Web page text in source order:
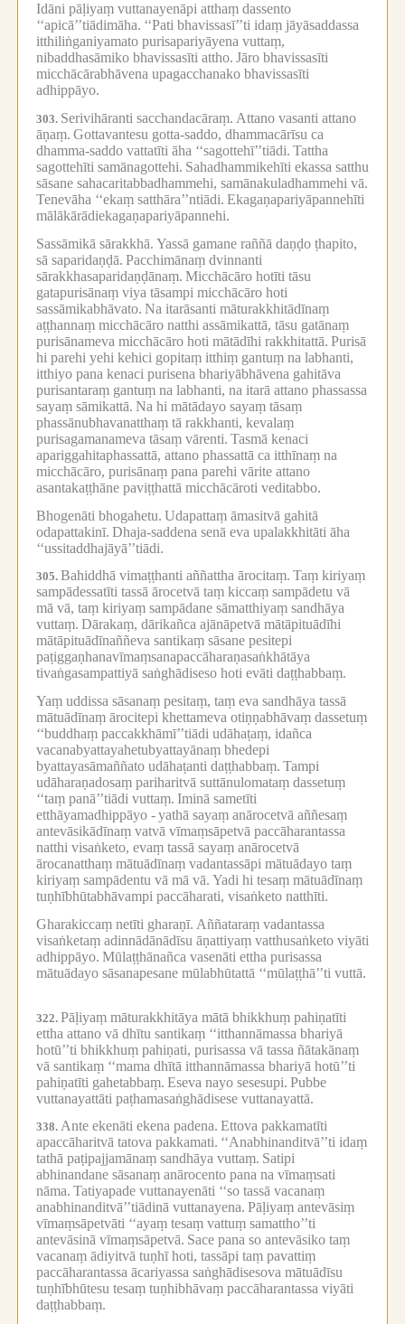
Idāni pāḷiyaṃ vuttanayenāpi atthaṃ dassento
‘‘apicā’’tiādimāha. ‘‘Pati bhavissasī’’ti idaṃ jāyāsaddassa
itthiliṅganiyamato purisapariyāyena vuttaṃ,
nibaddhasāmiko bhavissasīti attho. Jāro bhavissasīti
micchācārabhāvena upagacchanako bhavissasīti
adhippāyo.
303. Serivihāranti sacchandacāraṃ. Attano vasanti attano
āṇaṃ. Gottavantesu gotta-saddo, dhammacārīsu ca
dhamma-saddo vattatīti āha ‘‘sagottehī’’tiādi. Tattha
sagottehīti samānagottehi. Sahadhammikehīti ekassa satthu
sāsane sahacaritabbadhammehi, samānakuladhammehi vā.
Tenevāha ‘‘ekaṃ satthāra’’ntiādi. Ekagaṇapariyāpannehīti
mālākārādiekagaṇapariyāpannehi.
Sassāmikā sārakkhā. Yassā gamane raññā daṇḍo ṭhapito,
sā saparidaṇḍā. Pacchimānaṃ dvinnanti
sārakkhasaparidaṇḍānaṃ. Micchācāro hotīti tāsu
gatapurisānaṃ viya tāsampi micchācāro hoti
sassāmikabhāvato. Na itarāsanti māturakkhitādīnaṃ
aṭṭhannaṃ micchācāro natthi assāmikattā, tāsu gatānaṃ
purisānameva micchācāro hoti mātādīhi rakkhitattā. Purisā
hi parehi yehi kehici gopitaṃ itthiṃ gantuṃ na labhanti,
itthiyo pana kenaci purisena bhariyābhāvena gahitāva
purisantaraṃ gantuṃ na labhanti, na itarā attano phassassa
sayaṃ sāmikattā. Na hi mātādayo sayaṃ tāsaṃ
phassānubhavanatthaṃ tā rakkhanti, kevalaṃ
purisagamanameva tāsaṃ vārenti. Tasmā kenaci
apariggahitaphassattā, attano phassattā ca itthīnaṃ na
micchācāro, purisānaṃ pana parehi vārite attano
asantakaṭṭhāne paviṭṭhattā micchācāroti veditabbo.
Bhogenāti bhogahetu. Udapattaṃ āmasitvā gahitā
odapattakinī. Dhaja-saddena senā eva upalakkhitāti āha
‘‘ussitaddhajāyā’’tiādi.
305. Bahiddhā vimaṭṭhanti aññattha ārocitaṃ. Taṃ kiriyaṃ
sampādessatīti tassā ārocetvā taṃ kiccaṃ sampādetu vā
mā vā, taṃ kiriyaṃ sampādane sāmatthiyaṃ sandhāya
vuttaṃ. Dārakaṃ, dārikañca ajānāpetvā mātāpituādīhi
mātāpituādīnaññeva santikaṃ sāsane pesitepi
paṭiggaṇhanavīmaṃsanapaccāharaṇasaṅkhātāya
tivaṅgasampattiyā saṅghādiseso hoti evāti daṭṭhabbaṃ.
Yaṃ uddissa sāsanaṃ pesitaṃ, taṃ eva sandhāya tassā
mātuādīnaṃ ārocitepi khettameva otiṇṇabhāvaṃ dassetuṃ
‘‘buddhaṃ paccakkhāmī’’tiādi udāhaṭaṃ, idañca
vacanabyattayahetubyattayānaṃ bhedepi
byattayasāmaññato udāhaṭanti daṭṭhabbaṃ. Tampi
udāharaṇadosaṃ pariharitvā suttānulomataṃ dassetuṃ
‘‘taṃ panā’’tiādi vuttaṃ. Iminā sametīti
etthāyamadhippāyo -yathā sayaṃ anārocetvā aññesaṃ
antevāsikādīnaṃ vatvā vīmaṃsāpetvā paccāharantassa
natthi visaṅketo, evaṃ tassā sayaṃ anārocetvā
ārocanatthaṃ mātuādīnaṃ vadantassāpi mātuādayo taṃ
kiriyaṃ sampādentu vā mā vā. Yadi hi tesaṃ mātuādīnaṃ
tuṇhībhūtabhāvampi paccāharati, visaṅketo natthīti.
Gharakiccaṃ netīti gharaṇī. Aññataraṃ vadantassa
visaṅketaṃ adinnādānādīsu āṇattiyaṃ vatthusaṅketo viyāti
adhippāyo. Mūlaṭṭhānañca vasenāti ettha purisassa
mātuādayo sāsanapesane mūlabhūtattā ‘‘mūlaṭṭhā’’ti vuttā.
322. Pāḷiyaṃ māturakkhitāya mātā bhikkhuṃ pahiṇatīti
ettha attano vā dhītu santikaṃ ‘‘itthannāmassa bhariyā
hotū’’ti bhikkhuṃ pahiṇati, purisassa vā tassa ñātakānaṃ
vā santikaṃ ‘‘mama dhītā itthannāmassa bhariyā hotū’’ti
pahiṇatīti gahetabbaṃ. Eseva nayo sesesupi. Pubbe
vuttanayattāti paṭhamasaṅghādisese vuttanayattā.
338. Ante ekenāti ekena padena. Ettova pakkamatīti
apaccāharitvā tatova pakkamati. ‘‘Anabhinanditvā’’ti idaṃ
tathā paṭipajjamānaṃ sandhāya vuttaṃ. Satipi
abhinandane sāsanaṃ anārocento pana na vīmaṃsati
nāma. Tatiyapade vuttanayenāti ‘‘so tassā vacanaṃ
anabhinanditvā’’tiādinā vuttanayena. Pāḷiyaṃ antevāsiṃ
vīmaṃsāpetvāti ‘‘ayaṃ tesaṃ vattuṃ samattho’’ti
antevāsinā vīmaṃsāpetvā. Sace pana so antevāsiko taṃ
vacanaṃ ādiyitvā tuṇhī hoti, tassāpi taṃ pavattiṃ
paccāharantassa ācariyassa saṅghādisesova mātuādīsu
tuṇhībhūtesu tesaṃ tuṇhibhāvaṃ paccāharantassa viyāti
daṭṭhabbaṃ.